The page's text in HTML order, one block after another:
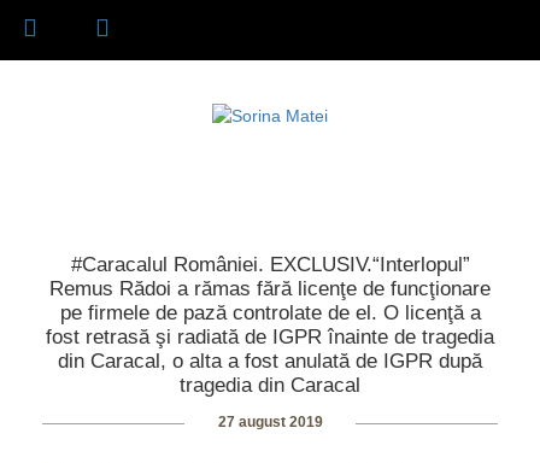
#Caracalul României. EXCLUSIV.“Interlopul”
Remus Rădoi a rămas fără licenţe de funcţionare
pe firmele de pază controlate de el. O licenţă a
fost retrasă şi radiată de IGPR înainte de tragedia
din Caracal, o alta a fost anulată de IGPR după
tragedia din Caracal
27 august 2019